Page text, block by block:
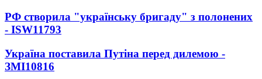
РФ створила "українську бригаду" з полонених
- ISW11793
Україна поставила Путіна перед дилемою -
ЗМІ10816